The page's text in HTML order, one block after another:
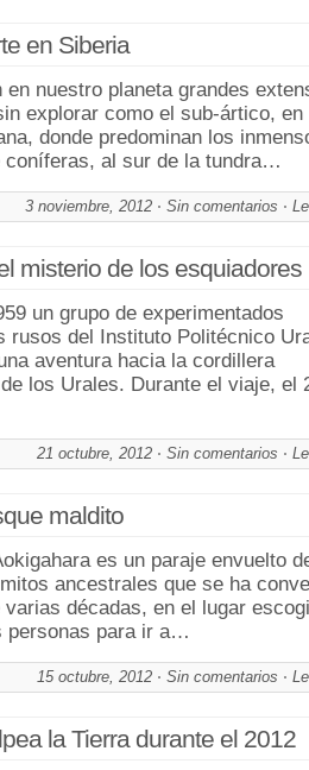
en Siberia
en nuestro planeta grandes
explorar como el sub-ártico, en
donde predominan los
coníferas, al sur de la tundra…
3 noviembre, 2012 Sin comentarios
misterio de los esquiadores
un grupo de experimentados
rusos del Instituto Politécnico
aventura hacia la cordillera
los Urales. Durante el viaje, el
21 octubre, 2012 Sin comentarios
maldito
es un paraje envuelto
ancestrales que se ha
varias décadas, en el lugar
personas para ir a…
15 octubre, 2012 Sin comentarios
la Tierra durante el 2012